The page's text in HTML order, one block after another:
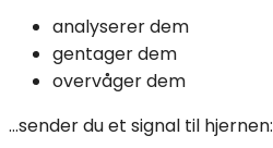
analyserer dem
gentager dem
overvåger dem
…sender du et signal til hjernen: